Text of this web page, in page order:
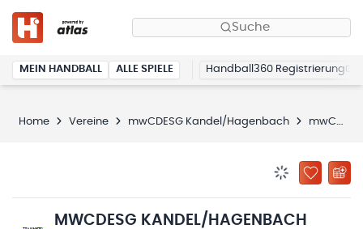
Suche
MEIN HANDBALL ALLE SPIELE Handball360 Registrierung
Home Vereine mwCDESG Kandel/Hagenbach mwCDESG Kandel/Hagenbach
ZU
MWCDESG KANDEL/HAGENBACH